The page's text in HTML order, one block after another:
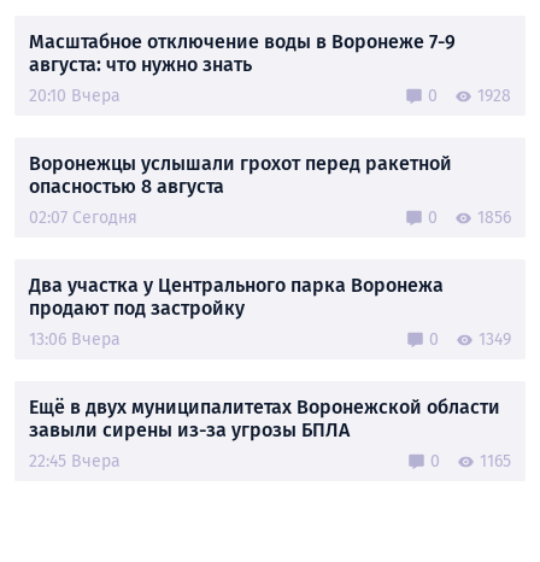
Масштабное отключение воды в Воронеже 7-9
августа: что нужно знать
20:10 Вчера 0 1928
Воронежцы услышали грохот перед ракетной
опасностью 8 августа
02:07 Сегодня 0 1856
Два участка у Центрального парка Воронежа
продают под застройку
13:06 Вчера 0 1349
Ещё в двух муниципалитетах Воронежской области
завыли сирены из-за угрозы БПЛА
22:45 Вчера 0 1165